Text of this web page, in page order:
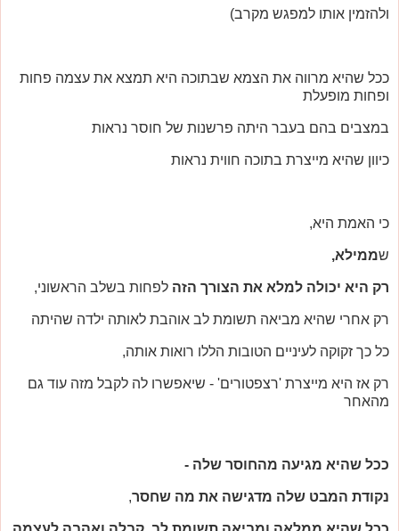
ולהזמין אותו למפגש מקרב)
ככל שהיא מרווה את הצמא שבתוכה היא תמצא את עצמה פחות
ופחות מופעלת
במצבים בהם בעבר היתה פרשנות של חוסר נראות
כיוון שהיא מייצרת בתוכה חווית נראות
כי האמת היא,
שממילא,
רק היא יכולה למלא את הצורך הזה לפחות בשלב הראשוני,
רק אחרי שהיא מביאה תשומת לב אוהבת לאותה ילדה שהיתה
כל כך זקוקה לעיניים הטובות הללו רואות אותה,
רק אז היא מייצרת 'רצפטורים' - שיאפשרו לה לקבל מזה עוד גם
מהאחר
ככל שהיא מגיעה מהחוסר שלה -
נקודת המבט שלה מדגישה את מה שחסר,